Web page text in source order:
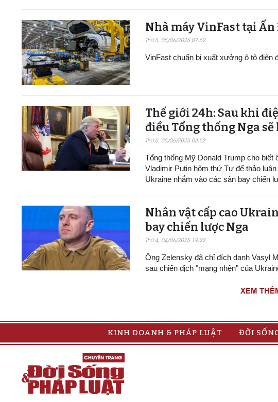
Nhà máy VinFast tại
Thứ 5, 05/06/2025 07:52
VinFast chuẩn bị xuất xưởng ô tô điện
Thế giới 24h: Sau khi
điều Tổng thống Nga
Thứ 5, 05/06/2025 03:52
Tổng thống Mỹ Donald Trump cho
Vladimir Putin hôm thứ Tư để thảo
Ukraine nhắm vào các sân bay chiến
Nhân vật cấp cao
bay chiến lược Nga
Thứ 4, 04/06/2025 19:22
Ông Zelensky đã chỉ đích danh Vasyl
sau chiến dịch "mạng nhện" của
XEM
KINH DOANH & PHÁP LUẬT ĐỜI